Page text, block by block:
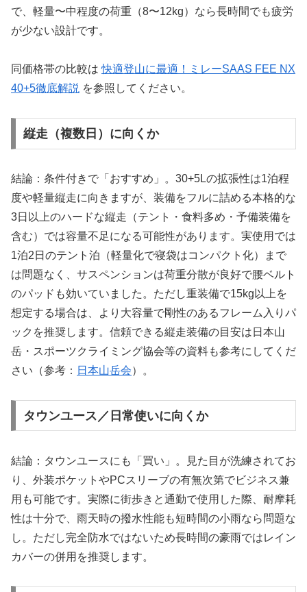
で、軽量〜中程度の荷重（8〜12kg）なら長時間でも疲労
が少ない設計です。
同価格帯の比較は快適登山に最適！ミレーSAAS FEE NX
40+5徹底解説 を参照してください。
縦走（複数日）に向くか
結論：条件付きで「おすすめ」。30+5Lの拡張性は1泊程
度や軽量縦走に向きますが、装備をフルに詰める本格的な
3日以上のハードな縦走（テント・食料多め・予備装備を
含む）では容量不足になる可能性があります。実使用では
1泊2日のテント泊（軽量化で寝袋はコンパクト化）まで
は問題なく、サスペンションは荷重分散が良好で腰ベルト
のパッドも効いていました。ただし重装備で15kg以上を
想定する場合は、より大容量で剛性のあるフレーム入りパ
ックを推奨します。信頼できる縦走装備の目安は日本山
岳・スポーツクライミング協会等の資料も参考にしてくだ
さい（参考： 日本山岳会）。
タウンユース／日常使いに向くか
結論：タウンユースにも「買い」。見た目が洗練されてお
り、外装ポケットやPCスリーブの有無次第でビジネス兼
用も可能です。実際に街歩きと通勤で使用した際、耐摩耗
性は十分で、雨天時の撥水性能も短時間の小雨なら問題な
し。ただし完全防水ではないため長時間の豪雨ではレイン
カバーの併用を推奨します。